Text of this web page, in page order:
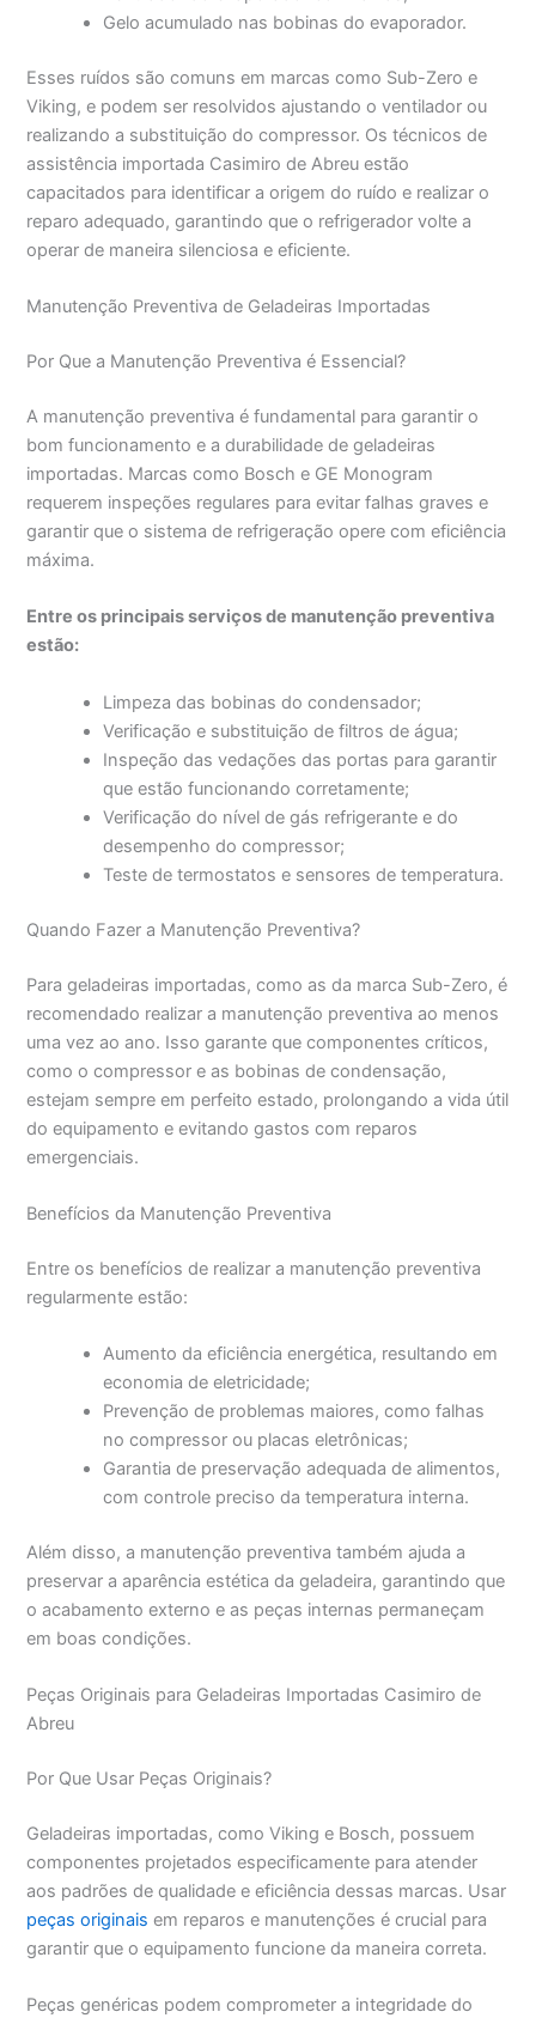
Gelo acumulado nas bobinas do evaporador.
Esses ruídos são comuns em marcas como Sub-Zero e
Viking, e podem ser resolvidos ajustando o ventilador ou
realizando a substituição do compressor. Os técnicos de
assistência importada Casimiro de Abreu estão
capacitados para identificar a origem do ruído e realizar o
reparo adequado, garantindo que o refrigerador volte a
operar de maneira silenciosa e eficiente.
Manutenção Preventiva de Geladeiras Importadas
Por Que a Manutenção Preventiva é Essencial?
A manutenção preventiva é fundamental para garantir o
bom funcionamento e a durabilidade de geladeiras
importadas. Marcas como Bosch e GE Monogram
requerem inspeções regulares para evitar falhas graves e
garantir que o sistema de refrigeração opere com eficiência
máxima.
Entre os principais serviços de manutenção preventiva
estão:
Limpeza das bobinas do condensador;
Verificação e substituição de filtros de água;
Inspeção das vedações das portas para garantir
que estão funcionando corretamente;
Verificação do nível de gás refrigerante e do
desempenho do compressor;
Teste de termostatos e sensores de temperatura.
Quando Fazer a Manutenção Preventiva?
Para geladeiras importadas, como as da marca Sub-Zero, é
recomendado realizar a manutenção preventiva ao menos
uma vez ao ano. Isso garante que componentes críticos,
como o compressor e as bobinas de condensação,
estejam sempre em perfeito estado, prolongando a vida útil
do equipamento e evitando gastos com reparos
emergenciais.
Benefícios da Manutenção Preventiva
Entre os benefícios de realizar a manutenção preventiva
regularmente estão:
Aumento da eficiência energética, resultando em
economia de eletricidade;
Prevenção de problemas maiores, como falhas
no compressor ou placas eletrônicas;
Garantia de preservação adequada de alimentos,
com controle preciso da temperatura interna.
Além disso, a manutenção preventiva também ajuda a
preservar a aparência estética da geladeira, garantindo que
o acabamento externo e as peças internas permaneçam
em boas condições.
Peças Originais para Geladeiras Importadas Casimiro de
Abreu
Por Que Usar Peças Originais?
Geladeiras importadas, como Viking e Bosch, possuem
componentes projetados especificamente para atender
aos padrões de qualidade e eficiência dessas marcas. Usar
peças originais em reparos e manutenções é crucial para
garantir que o equipamento funcione da maneira correta.
Peças genéricas podem comprometer a integridade do